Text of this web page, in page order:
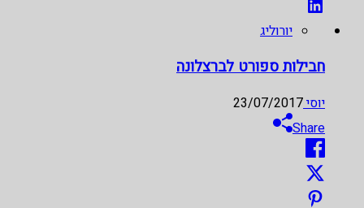
יורוליג
חבילות ספורט לברצלונה
יוסי23/07/2017
Share